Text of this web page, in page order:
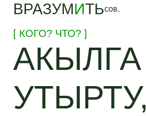
ВРАЗУМИТЬсов.
[ КОГО? ЧТО? ]
АКЫЛГА
УТЫРТУ,